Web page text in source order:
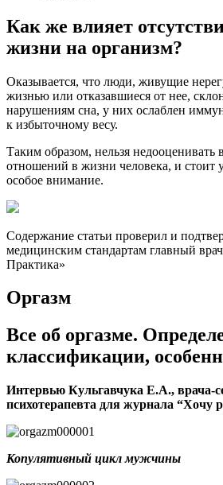
Как же влияет
жизни на организм?
Оказывается, что люди, живущие
жизнью или отказавшиеся от нее,
нарушениям сна, у них ослаблен
к избыточному весу.
Таким образом, нельзя недооценивать
отношений в жизни человека, и стоит
особое внимание.
Содержание статьи проверил и
медицинским стандартам главный
Практика»
Оргазм
Все об оргазме.
классификации,
Интервью Кульгавчука Е.А., врача-
психотерапевта для журнала “Хочу
Копулятивный цикл мужчины